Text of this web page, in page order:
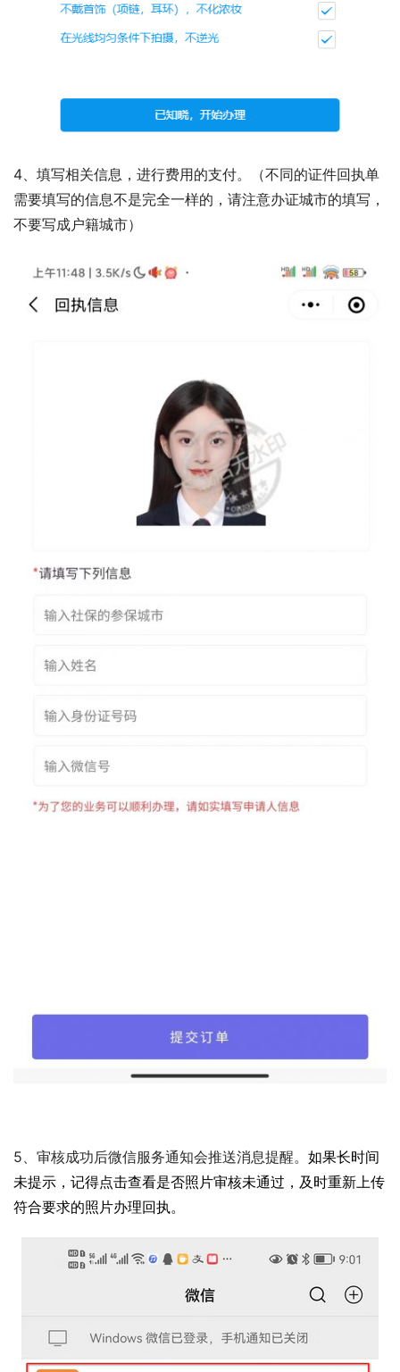
4、填写相关信息，进行费用的支付。（不同的证件回执单
需要填写的信息不是完全一样的，请注意办证城市的填写，
不要写成户籍城市）
5、审核成功后微信服务通知会推送消息提醒。 如果长时间
未提示，记得点击查看是否照片审核未通过，及时重新上传
符合要求的照片办理回执。